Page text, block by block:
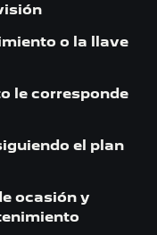
o la llave
le corresponde
el plan
ocasión y